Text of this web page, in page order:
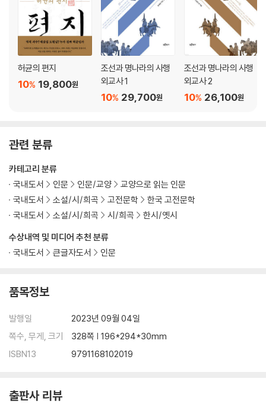
허균의 편지
19,800원
10%
조선과 명나라의 사행
외교사 1
29,700원
10%
조선과 명나라의 사행
외교사 2
26,100원
10%
관련 분류
수상내역 및 미디어 추천 분류
국내도서
큰글자도서 인문
카테고리 분류
국내도서
인문 인문/교양
교양으로 읽는 인문
국내도서
소설/시/희곡 고전문학
한국 고전문학
국내도서
소설/시/희곡 시/희곡 한시/옛시
품목정보
발행일
2023년 09월 04일
쪽수, 무게, 크기
328쪽 | 196*294*30mm
ISBN13
9791168102019
출판사 리뷰